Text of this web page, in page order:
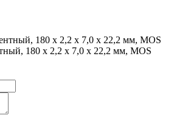
180 х 2,2 х 7,0 х 22,2 мм, MOS